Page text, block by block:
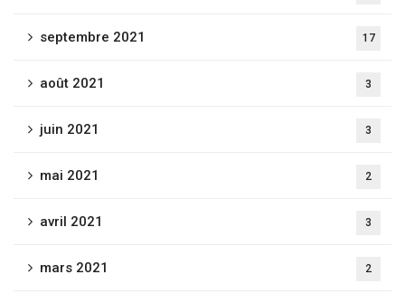
septembre 2021 17
août 2021 3
juin 2021 3
mai 2021 2
avril 2021 3
mars 2021 2